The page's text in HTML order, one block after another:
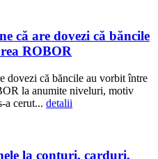
că are dovezi că băncile
ROBOR
dovezi că băncile au vorbit între
la anumite niveluri, motiv
a cerut... detalii
la conturi, carduri,